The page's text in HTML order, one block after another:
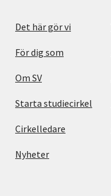
Det här gör vi
För dig som
Om SV
Starta studiecirkel
Cirkelledare
Nyheter